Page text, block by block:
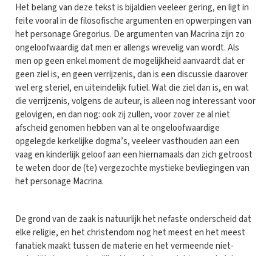
Het belang van deze tekst is bijaldien veeleer gering, en ligt in
feite vooral in de filosofische argumenten en opwerpingen van
het personage Gregorius. De argumenten van Macrina zijn zo
ongeloofwaardig dat men er allengs wrevelig van wordt. Als
men op geen enkel moment de mogelijkheid aanvaardt dat er
geen ziel is, en geen verrijzenis, dan is een discussie daarover
wel erg steriel, en uiteindelijk futiel. Wat die ziel dan is, en wat
die verrijzenis, volgens de auteur, is alleen nog interessant voor
gelovigen, en dan nog: ook zij zullen, voor zover ze al niet
afscheid genomen hebben van al te ongeloofwaardige
opgelegde kerkelijke dogma’s, veeleer vasthouden aan een
vaag en kinderlijk geloof aan een hiernamaals dan zich getroost
te weten door de (te) vergezochte mystieke bevliegingen van
het personage Macrina.
De grond van de zaak is natuurlijk het nefaste onderscheid dat
elke religie, en het christendom nog het meest en het meest
fanatiek maakt tussen de materie en het vermeende niet-